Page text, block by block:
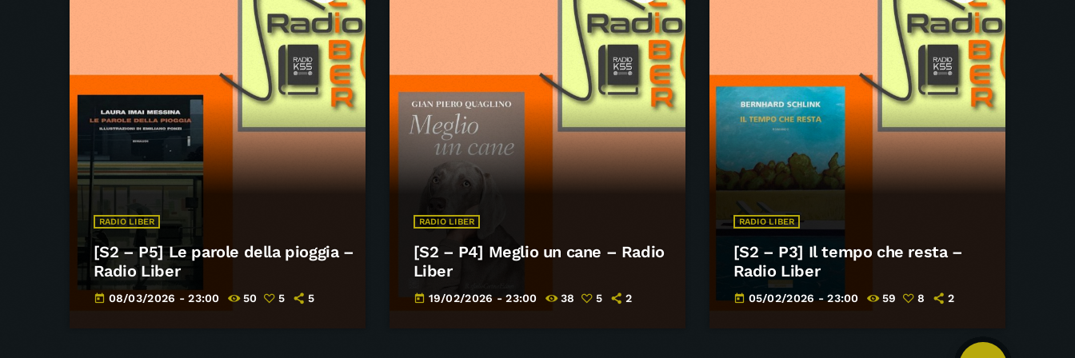
RADIO LIBER
[S2 – P5] Le parole della pioggia –
Radio Liber
today 08/03/2026 - 23:00 50 5 5
RADIO LIBER
[S2 – P4] Meglio un cane – Radio
Liber
today 19/02/2026 - 23:00 38 5 2
RADIO LIBER
[S2 – P3] Il tempo che resta –
Radio Liber
today 05/02/2026 - 23:00 59 8 2